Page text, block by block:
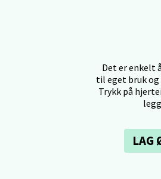
Det er enkelt
til eget bruk
Trykk på
LAG